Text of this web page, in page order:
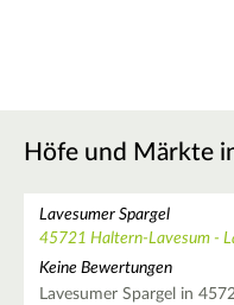
Höfe und Märkte
Lavesumer Spargel
45721 Haltern-Lavesum -
Keine Bewertungen
Lavesumer Spargel in